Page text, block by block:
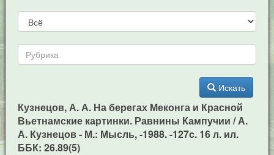
Искать
Кузнецов, А. А. На берегах Меконга и Красной
Вьетнамские картинки. Равнины Кампучии / А.
А. Кузнецов - М.: Мысль, -1988. -127c. 16 л. ил.
ББК: 26.89(5)